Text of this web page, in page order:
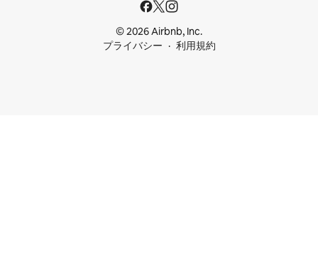
© 2026 Airbnb, Inc.
プライバシー
利用規約